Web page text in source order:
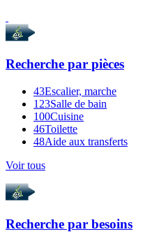
Recherche par pièces
43Escalier, marche
123Salle de bain
100Cuisine
46Toilette
48Aide aux transferts
Voir tous
Recherche par besoins